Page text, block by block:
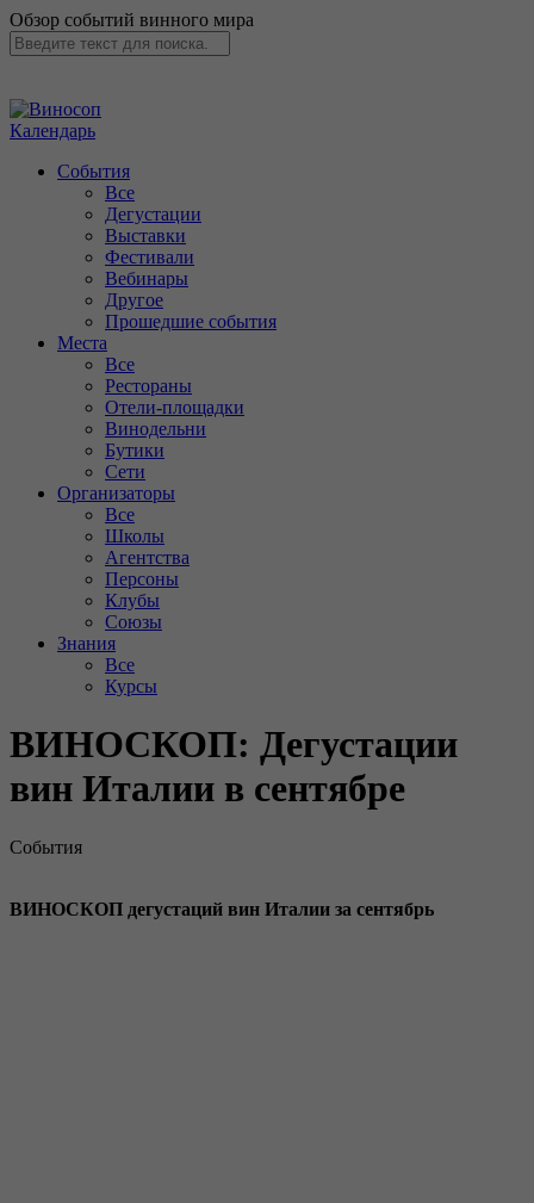
Обзор событий винного мира
Календарь
События
Все
Дегустации
Выставки
Фестивали
Вебинары
Другое
Прошедшие события
Места
Все
Рестораны
Отели-площадки
Винодельни
Бутики
Сети
Организаторы
Все
Школы
Агентства
Персоны
Клубы
Союзы
Знания
Все
Курсы
ВИНОСКОП: Дегустации
вин Италии в сентябре
События
ВИНОСКОП дегустаций вин Италии за сентябрь